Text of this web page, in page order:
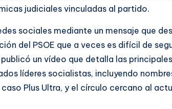
judiciales vinculadas al partido.
sociales mediante un mensaje que
del PSOE que a veces es difícil de
un vídeo que detalla las
líderes socialistas, incluyendo
Plus Ultra, y el círculo cercano al